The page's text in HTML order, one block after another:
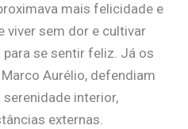
mais felicidade e
viver sem dor e cultivar
se sentir feliz. Já os
Aurélio, defendiam
interior,
externas.